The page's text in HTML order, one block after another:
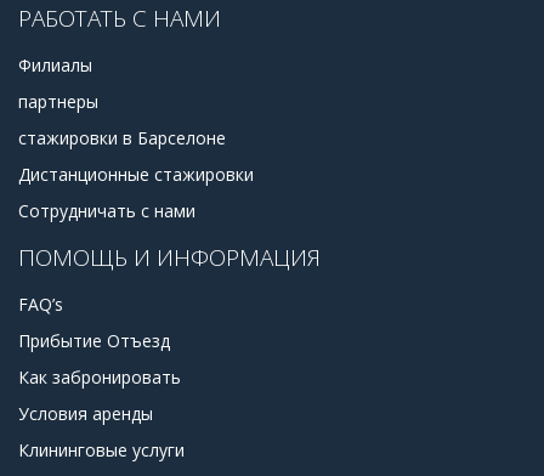
РАБОТАТЬ С НАМИ
Филиалы
партнеры
стажировки в Барселоне
Дистанционные стажировки
Сотрудничать с нами
ПОМОЩЬ И ИНФОРМАЦИЯ
FAQ’s
Прибытие Отъезд
Как забронировать
Условия аренды
Клининговые услуги